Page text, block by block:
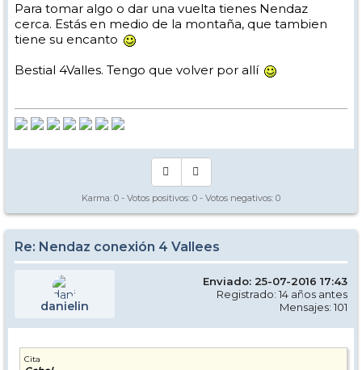
Para tomar algo o dar una vuelta tienes Nendaz
cerca. Estás en medio de la montaña, que tambien
tiene su encanto
Bestial 4Valles. Tengo que volver por allí
Karma: 0 - Votos positivos: 0 - Votos negativos: 0
Re: Nendaz conexión 4 Vallees
danielin
Enviado: 25-07-2016 17:43
Registrado: 14 años antes
Mensajes: 101
Cita